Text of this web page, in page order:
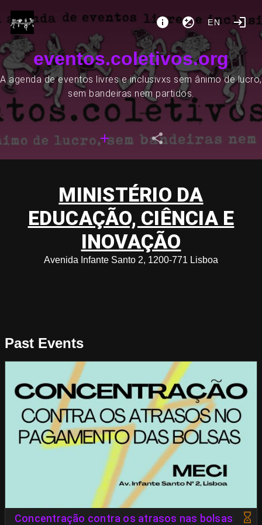
EN
eventos.coletivos.org
A agenda de eventos livres e inclusivxs sem ânimo de lucro,
sem bandeiras nem partidos.
MINISTÉRIO DA
EDUCAÇÃO, CIÊNCIA E
INOVAÇÃO
Avenida Infante Santo 2, 1200-771 Lisboa
Past Events
Concentração contra os atrasos nas bolsas